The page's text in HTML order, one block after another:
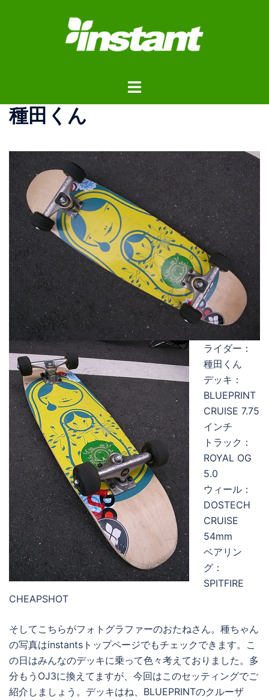
ス
ト
ュ
ー
種田くん
ライダー：
種田くん
デッキ：
BLUEPRINT
CRUISE 7.75
インチ
トラック：
ROYAL OG
5.0
ウィール：
DOSTECH
CRUISE
54mm
ベアリン
グ：
SPITFIRE
CHEAPSHOT
そしてこちらがフォトグラファーのおたねさん。種ちゃん
の写真はinstantsトップページでもチェックできます。こ
の日はみんなのデッキに乗って色々考えておりました。多
分もうOJ3に換えてますが、今回はこのセッティングでご
紹介しましょう。デッキはね、BLUEPRINTのクルーザ